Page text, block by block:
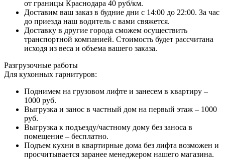
от границы Краснодара 40 руб/км.
Доставим ваш заказ в будние дни с 14:00 до 22:00. За час
до приезда наш водитель с вами свяжется.
Доставку в другие города сможем осуществить
транспортной компанией. Стоимость будет рассчитана
исходя из веса и объема вашего заказа.
Разгрузочные работы
Для кухонных гарнитуров:
Поднимем на грузовом лифте и занесем в квартиру –
1000 руб.
Выгрузка и занос в частный дом на первый этаж – 1000
руб.
Выгрузка к подъезду/частному дому без заноса в
помещение – бесплатно.
Подъем кухни в квартирные дома без лифта возможен и
просчитывается заранее менеджером нашего магазина.